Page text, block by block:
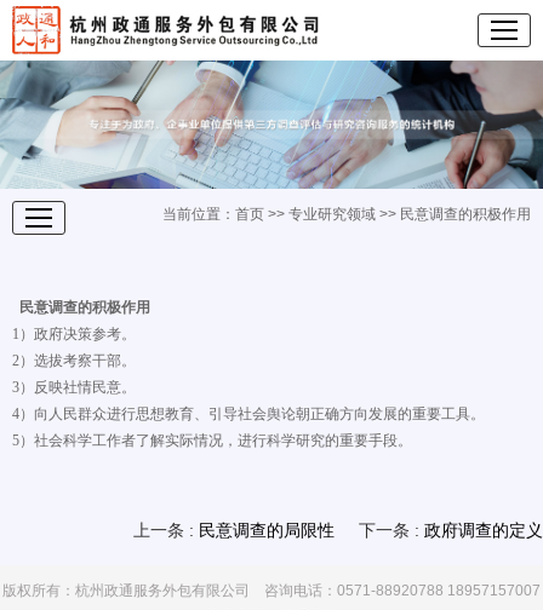
当前位置： 首页 >> 专业研究领域 >> 民意调查的积极作用
民意调查的积极作用
1）政府决策参考。
2）选拔考察干部。
3）反映社情民意。
4）向人民群众进行思想教育、引导社会舆论朝正确方向发展的重要工具。
5）社会科学工作者了解实际情况，进行科学研究的重要手段。
下一条 : 政府调查的定义
上一条 : 民意调查的局限性
版权所有：杭州政通服务外包有限公司 咨询电话：0571-88920788 18957157007